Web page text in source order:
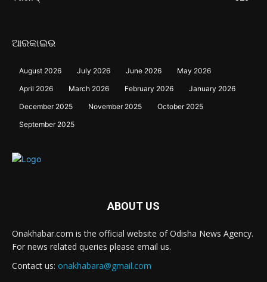
ଆରକାଇଭ
August 2026 July 2026 June 2026
May 2026
April 2026
March 2026 February 2026
January 2026
December 2025
November 2025
October 2025
September 2025
ABOUT US
Onakhabar.com is the official website of Odisha News Agency.
For news related queries please email us.
Contact us: onakhabara@gmail.com